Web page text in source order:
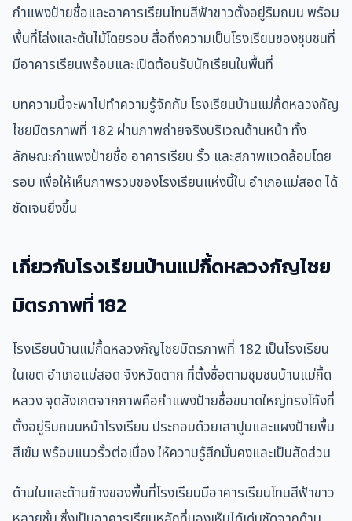
กำแพงป้ายชื่อและอาคารเรียนโทนสีฟ้าขาวตั้งอยู่ริมถนน พร้อม
พื้นที่โล่งและต้นไม้โดยรอบ สื่อถึงความเป็นโรงเรียนของชุมชนที่
มีอาคารเรียนพร้อมและเปิดต้อนรับนักเรียนในพื้นที่
บทความนี้จะพาไปทำความรู้จักกับ โรงเรียนบ้านแม่กื้ดหลวงกัญ
ไชยมิตรภาพที่ 182 ผ่านภาพถ่ายจริงบริเวณด้านหน้า ทั้ง
ลักษณะกำแพงป้ายชื่อ อาคารเรียน รั้ว และสภาพแวดล้อมโดย
รอบ เพื่อให้เห็นภาพรวมของโรงเรียนแห่งนี้ใน อำเภอแม่สอด ได้
ชัดเจนยิ่งขึ้น
เกี่ยวกับโรงเรียนบ้านแม่กื้ดหลวงกัญไชย
มิตรภาพที่ 182
โรงเรียนบ้านแม่กื้ดหลวงกัญไชยมิตรภาพที่ 182 เป็นโรงเรียน
ในเขต อำเภอแม่สอด จังหวัดตาก ที่ตั้งชื่อตามชุมชนบ้านแม่กื้ด
หลวง จุดสังเกตจากภาพคือกำแพงป้ายชื่อขนาดใหญ่ทรงโค้งที่
ตั้งอยู่ริมถนนหน้าโรงเรียน ประกอบด้วยเสาปูนและแผงป้ายพื้น
สีเข้ม พร้อมแนวรั้วต่อเนื่อง ให้ความรู้สึกมั่นคงและเป็นสัดส่วน
ด้านในและด้านข้างของพื้นที่โรงเรียนมีอาคารเรียนโทนสีฟ้าขาว